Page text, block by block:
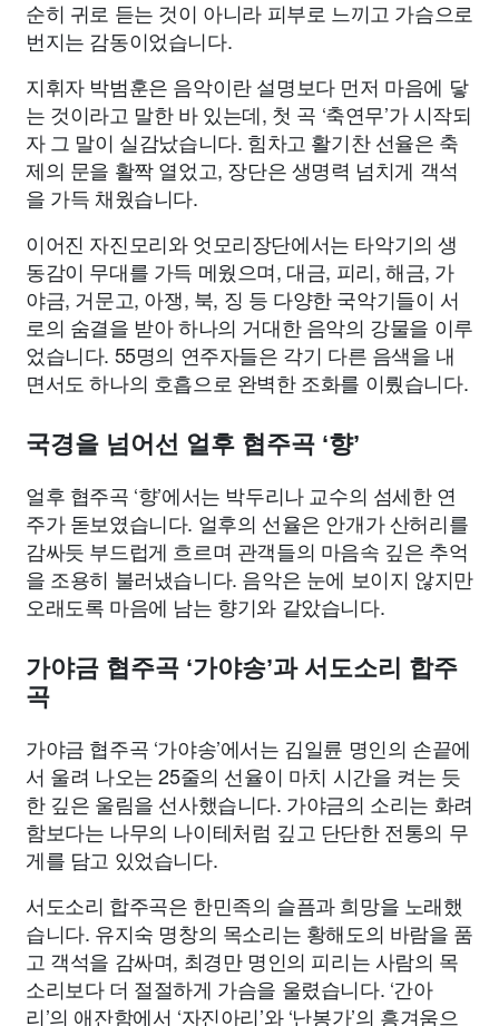
순히 귀로 듣는 것이 아니라 피부로 느끼고 가슴으로
번지는 감동이었습니다.
지휘자 박범훈은 음악이란 설명보다 먼저 마음에 닿
는 것이라고 말한 바 있는데, 첫 곡 ‘축연무’가 시작되
자 그 말이 실감났습니다. 힘차고 활기찬 선율은 축
제의 문을 활짝 열었고, 장단은 생명력 넘치게 객석
을 가득 채웠습니다.
이어진 자진모리와 엇모리장단에서는 타악기의 생
동감이 무대를 가득 메웠으며, 대금, 피리, 해금, 가
야금, 거문고, 아쟁, 북, 징 등 다양한 국악기들이 서
로의 숨결을 받아 하나의 거대한 음악의 강물을 이루
었습니다. 55명의 연주자들은 각기 다른 음색을 내
면서도 하나의 호흡으로 완벽한 조화를 이뤘습니다.
국경을 넘어선 얼후 협주곡 ‘향’
얼후 협주곡 ‘향’에서는 박두리나 교수의 섬세한 연
주가 돋보였습니다. 얼후의 선율은 안개가 산허리를
감싸듯 부드럽게 흐르며 관객들의 마음속 깊은 추억
을 조용히 불러냈습니다. 음악은 눈에 보이지 않지만
오래도록 마음에 남는 향기와 같았습니다.
가야금 협주곡 ‘가야송’과 서도소리 합주
곡
가야금 협주곡 ‘가야송’에서는 김일륜 명인의 손끝에
서 울려 나오는 25줄의 선율이 마치 시간을 켜는 듯
한 깊은 울림을 선사했습니다. 가야금의 소리는 화려
함보다는 나무의 나이테처럼 깊고 단단한 전통의 무
게를 담고 있었습니다.
서도소리 합주곡은 한민족의 슬픔과 희망을 노래했
습니다. 유지숙 명창의 목소리는 황해도의 바람을 품
고 객석을 감싸며, 최경만 명인의 피리는 사람의 목
소리보다 더 절절하게 가슴을 울렸습니다. ‘간아
리’의 애잔함에서 ‘자진아리’와 ‘난봉가’의 흥겨움으